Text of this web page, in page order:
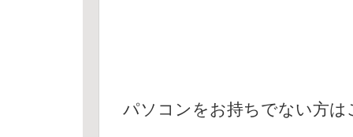
パソコンをお持ちでない方は